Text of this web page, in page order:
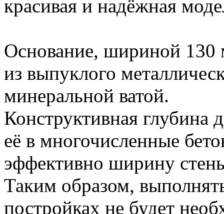
красивая и надёжная
Основание, шириной 130
из выпуклого
минеральной ватой.
Конструктивная глубина
её в многочисленные
эффективно ширину
Таким образом,
постройках не будет